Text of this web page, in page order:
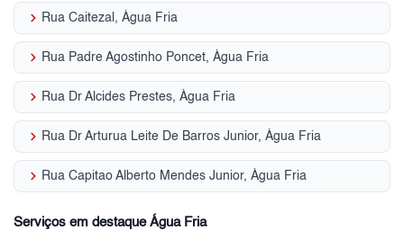
keyboard_arrow_right Rua Caitezal, Água Fria
keyboard_arrow_right Rua Padre Agostinho Poncet, Água Fria
keyboard_arrow_right Rua Dr Alcides Prestes, Água Fria
keyboard_arrow_right Rua Dr Arturua Leite De Barros Junior, Água Fria
keyboard_arrow_right Rua Capitao Alberto Mendes Junior, Água Fria
Serviços em destaque Água Fria